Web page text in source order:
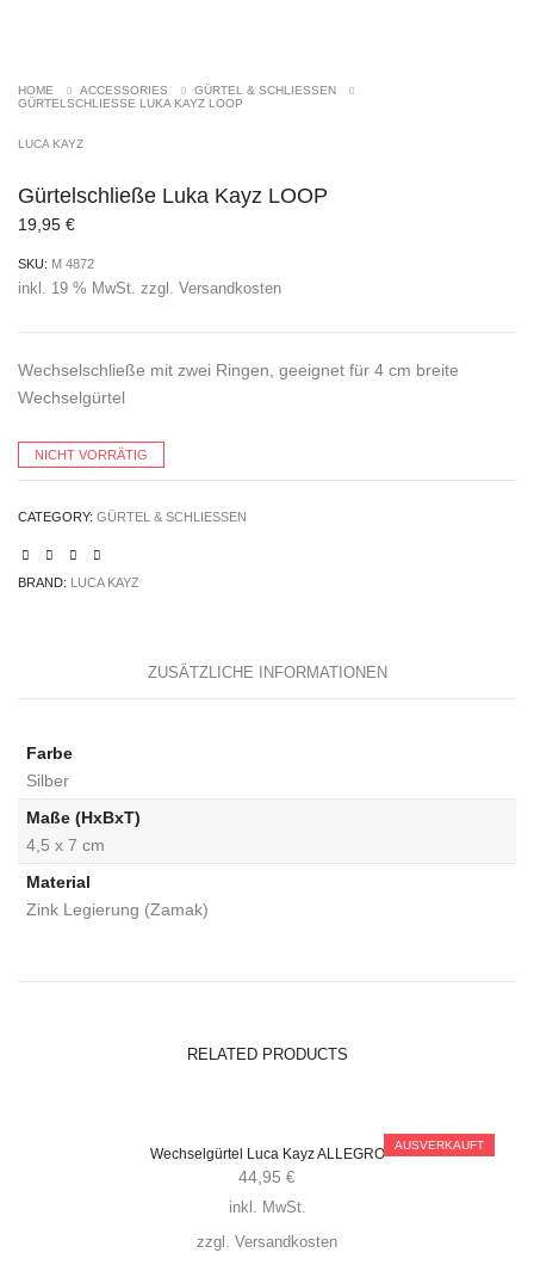
HOME
ACCESSORIES
GÜRTEL & SCHLIESSEN
GÜRTELSCHLIESSE LUKA KAYZ LOOP
LUCA KAYZ
Gürtelschließe Luka Kayz LOOP
19,95 €
SKU: M 4872
inkl. 19 % MwSt. zzgl. Versandkosten
Wechselschließe mit zwei Ringen, geeignet für 4 cm breite
Wechselgürtel
NICHT VORRÄTIG
CATEGORY: GÜRTEL & SCHLIESSEN
BRAND: LUCA KAYZ
ZUSÄTZLICHE INFORMATIONEN
Farbe
Silber
Maße (HxBxT)
4,5 x 7 cm
Material
Zink Legierung (Zamak)
RELATED PRODUCTS
AUSVERKAUFT
Wechselgürtel Luca Kayz ALLEGRO
44,95 €
inkl. MwSt.
zzgl. Versandkosten